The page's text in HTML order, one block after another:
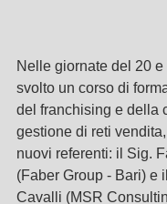
Nelle giornate del 20
svolto un corso di
del franchising e della
gestione di reti
nuovi referenti: il Sig.
(Faber Group - Bari) e
Cavalli (MSR